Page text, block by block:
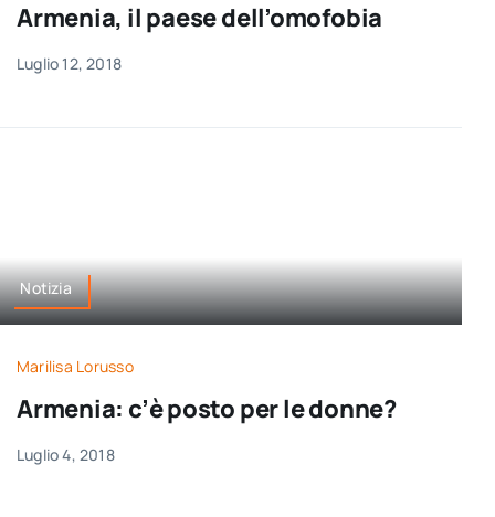
Armenia, il paese dell’omofobia
Luglio 12, 2018
Notizia
Marilisa Lorusso
Armenia: c’è posto per le donne?
Luglio 4, 2018